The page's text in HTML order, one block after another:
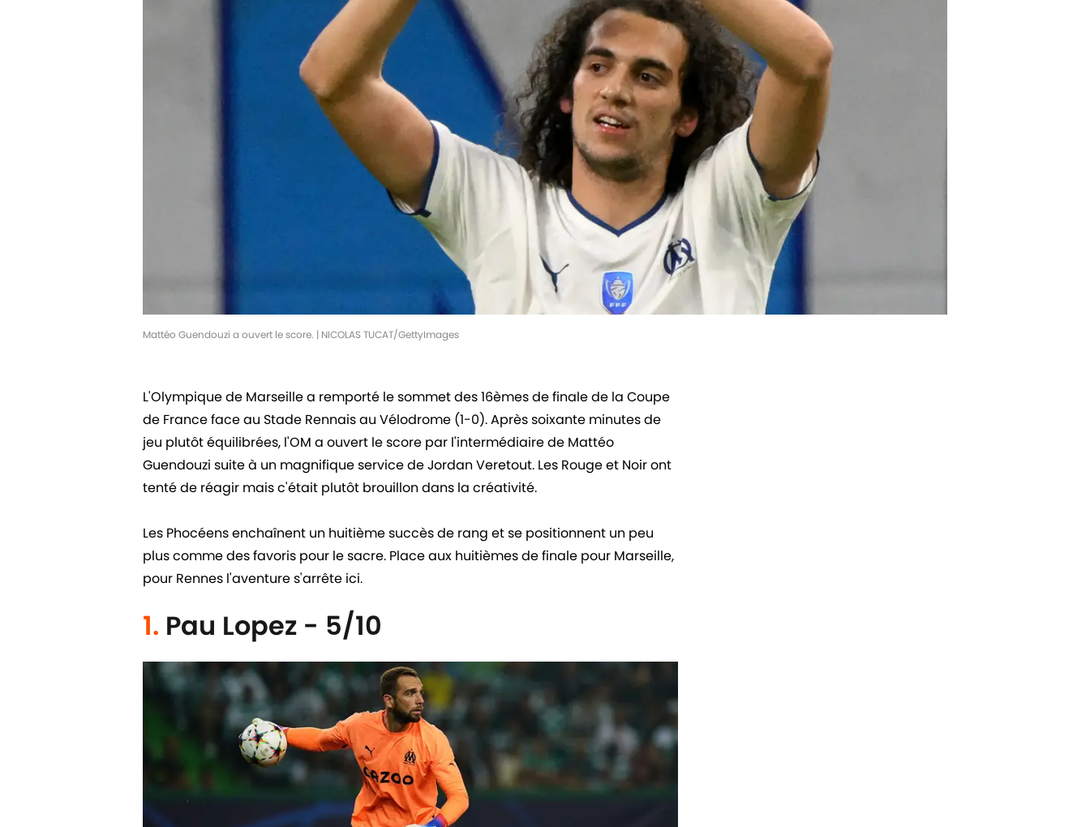
Mattéo Guendouzi a ouvert le score. | NICOLAS TUCAT/GettyImages
L'Olympique de Marseille a remporté le sommet des 16èmes de finale de la Coupe
de France face au Stade Rennais au Vélodrome (1-0). Après soixante minutes de
jeu plutôt équilibrées, l'OM a ouvert le score par l'intermédiaire de Mattéo
Guendouzi suite à un magnifique service de Jordan Veretout. Les Rouge et Noir ont
tenté de réagir mais c'était plutôt brouillon dans la créativité.
Les Phocéens enchaînent un huitième succès de rang et se positionnent un peu
plus comme des favoris pour le sacre. Place aux huitièmes de finale pour Marseille,
pour Rennes l'aventure s'arrête ici.
1. Pau Lopez - 5/10